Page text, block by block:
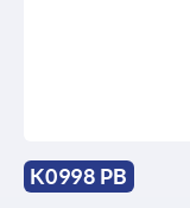
K0998 PB